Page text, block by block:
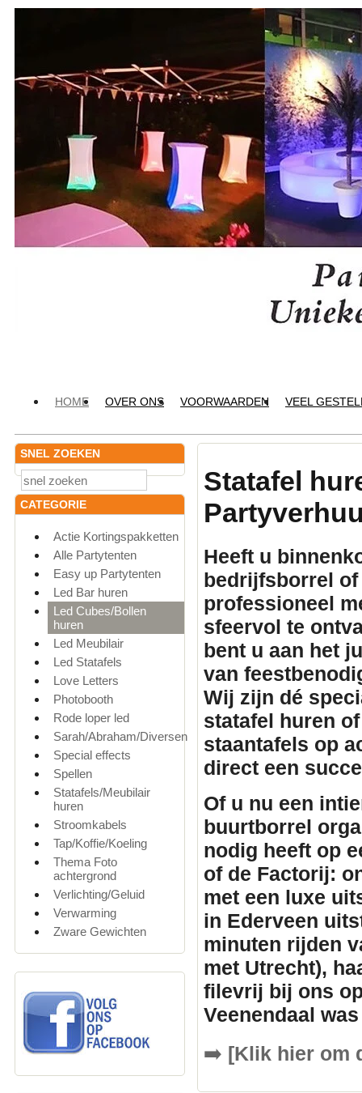
HOME OVER ONS VOORWAARDEN VEEL
SNEL ZOEKEN
CATEGORIE
Actie Kortingspakketten
Alle Partytenten
Easy up Partytenten
Led Bar huren
Led Cubes/Bollen
huren
Led Meubilair
Led Statafels
Love Letters
Photobooth
Rode loper led
Sarah/Abraham/Diversen
Special effects
Spellen
Statafels/Meubilair
huren
Stroomkabels
Tap/Koffie/Koeling
Thema Foto
achtergrond
Verlichting/Geluid
Verwarming
Zware Gewichten
Statafel
Heeft u
bedrijfsborrel of
professioneel
sfeervol te
bent u aan het
van
Wij zijn dé
statafel huren
staantafels op
direct een
Of u nu een
buurtborrel
nodig heeft op
of de Factorij:
met een luxe
in Ederveen
minuten rijden
met Utrecht),
filevrij bij ons
Veenendaal
➡️ [Klik hier om